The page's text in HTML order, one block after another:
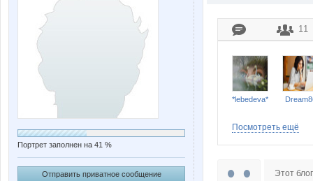
Портрет заполнен на 41 %
Отправить приватное сообщение
11
*lebedeva*
Посмотреть ещё
Этот